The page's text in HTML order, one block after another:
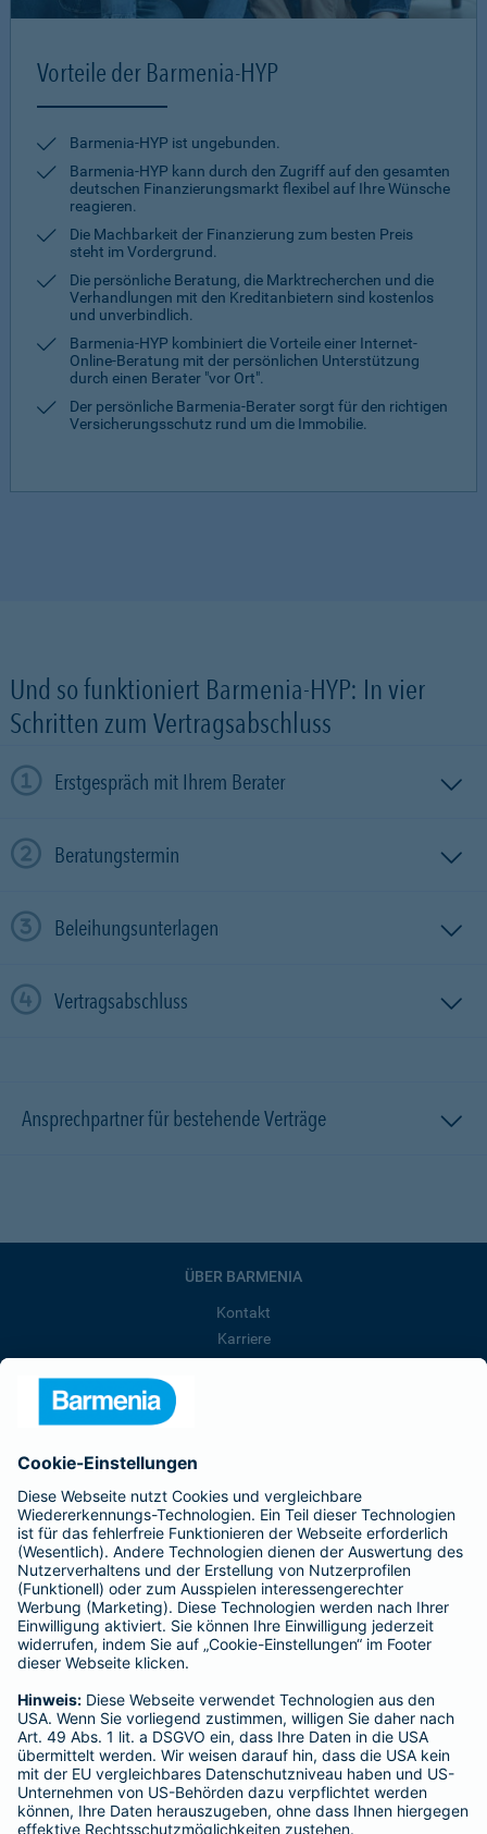
Vorteile der Barmenia-HYP
Barmenia-HYP ist ungebunden.
Barmenia-HYP kann durch den Zugriff auf den gesamten
deutschen Finanzierungsmarkt flexibel auf Ihre Wünsche
reagieren.
Die Machbarkeit der Finanzierung zum besten Preis
steht im Vordergrund.
Die persönliche Beratung, die Marktrecherchen und die
Verhandlungen mit den Kreditanbietern sind kostenlos
und unverbindlich.
Barmenia-HYP kombiniert die Vorteile einer Internet-
Online-Beratung mit der persönlichen Unterstützung
durch einen Berater "vor Ort".
Der persönliche Barmenia-Berater sorgt für den richtigen
Versicherungsschutz rund um die Immobilie.
Und so funktioniert Barmenia-HYP: In vier
Schritten zum Vertragsabschluss
Erstgespräch mit Ihrem Berater
Beratungstermin
Beleihungsunterlagen
Vertragsabschluss
Ansprechpartner für bestehende Verträge
ÜBER BARMENIA
Kontakt
Karriere
Barmenia ist Teil der BarmeniaGothaer
BELIEBTE SEITEN
Kranken-Zusatzversicherung
Tierversicherungen
Haftpflichtversicherung
Hausratversicherung
Adresse ändern
Schaden melden
Kilometerstandsmeldung
Serviceübersicht